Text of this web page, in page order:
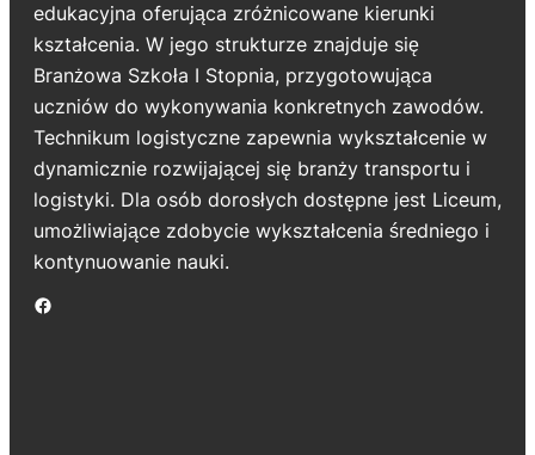
edukacyjna oferująca zróżnicowane kierunki
kształcenia. W jego strukturze znajduje się
Branżowa Szkoła I Stopnia, przygotowująca
uczniów do wykonywania konkretnych zawodów.
Technikum logistyczne zapewnia wykształcenie w
dynamicznie rozwijającej się branży transportu i
logistyki. Dla osób dorosłych dostępne jest Liceum,
umożliwiające zdobycie wykształcenia średniego i
kontynuowanie nauki.